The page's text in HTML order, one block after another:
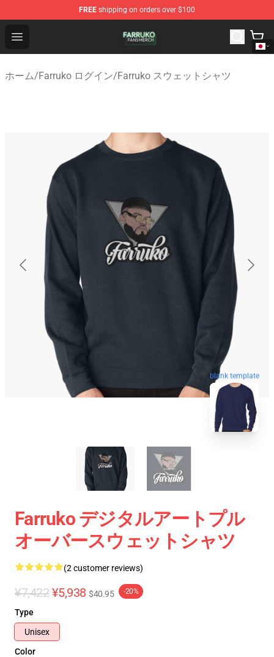
FREE shipping on orders over $100
Open menu
Farruko Shop - Official Farruko Merchandise Store
ホーム/Farruko ログイン/Farruko スウェットシャツ
blank template
Farruko デジタルアートプル
オーバースウェットシャツ
(2 customer reviews)
¥7,422 ¥5,938 $40.95 -20%
Type
Unisex
Color